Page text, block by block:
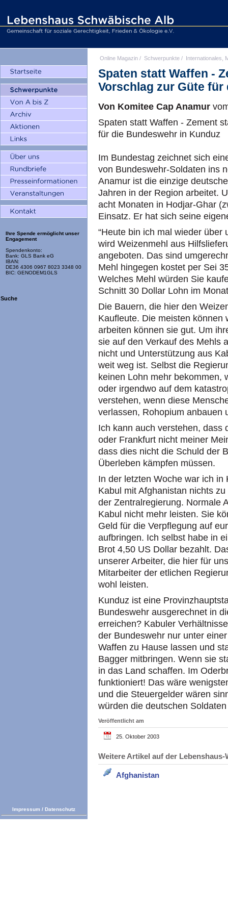
Ihre Spende ermöglicht unser
Engagement
Spendenkonto:
Bank: GLS Bank eG
IBAN:
DE36 4306 0967 8023 3348 00
BIC: GENODEM1GLS
Suche
Online Magazin / Schwerpunkte / Internationales,
Spaten statt Waffen -
Vorschlag zur Güte
Von Komitee Cap Anamur
Spaten statt Waffen - Zement
für die Bundeswehr in Kunduz
Im Bundestag zeichnet sich
von Bundeswehr-Soldaten ins
Anamur ist die einzige
Jahren in der Region arbeitet.
acht Monaten in Hodjar-Ghar
Einsatz. Er hat sich seine
“Heute bin ich mal wieder
wird Weizenmehl aus
angeboten. Das sind
Mehl hingegen kostet per Sei
Welches Mehl würden Sie
Schnitt 30 Dollar Lohn im
Die Bauern, die hier den
Kaufleute. Die meisten können
arbeiten können sie gut. Um
sie auf den Verkauf des Mehls
nicht und Unterstützung aus
weit weg ist. Selbst die
keinen Lohn mehr bekommen,
oder irgendwo auf dem
verstehen, wenn diese
verlassen, Rohopium anbauen
Ich kann auch verstehen, dass
oder Frankfurt nicht meiner
dass dies nicht die Schuld der
Überleben kämpfen müssen.
In der letzten Woche war ich
Kabul mit Afghanistan nichts
der Zentralregierung. Normale
Kabul nicht mehr leisten. Sie
Geld für die Verpflegung auf
aufbringen. Ich selbst habe in
Brot 4,50 US Dollar bezahlt.
unserer Arbeiter, die hier für
Mitarbeiter der etlichen
wohl leisten.
Kunduz ist eine
Bundeswehr ausgerechnet in
erreichen? Kabuler
der Bundeswehr nur unter
Waffen zu Hause lassen und
Bagger mitbringen. Wenn sie
in das Land schaffen. Im
funktioniert! Das wäre
und die Steuergelder wären
würden die deutschen
Veröffentlicht am
25. Oktober 2003
Weitere Artikel auf der
Afghanistan
Impressum / Datenschutz